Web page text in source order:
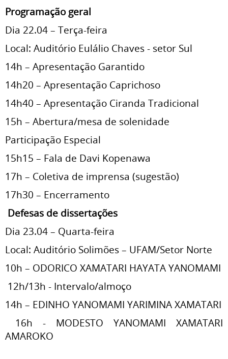
Programação geral
Dia 22.04 – Terça-feira
Local: Auditório Eulálio Chaves - setor Sul
14h – Apresentação Garantido
14h20 – Apresentação Caprichoso
14h40 – Apresentação Ciranda Tradicional
15h – Abertura/mesa de solenidade
Participação Especial
15h15 – Fala de Davi Kopenawa
17h – Coletiva de imprensa (sugestão)
17h30 – Encerramento
Defesas de dissertações
Dia 23.04 – Quarta-feira
Local: Auditório Solimões – UFAM/Setor Norte
10h – ODORICO XAMATARI HAYATA YANOMAMI
12h/13h - Intervalo/almoço
14h – EDINHO YANOMAMI YARIMINA XAMATARI
16h - MODESTO YANOMAMI XAMATARI
AMAROKO